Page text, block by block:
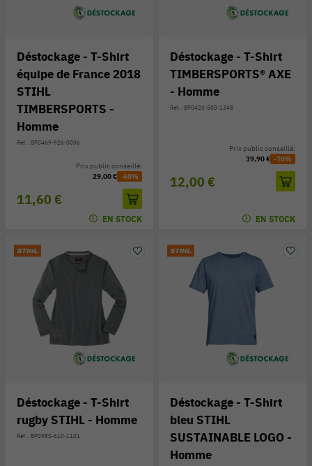
Déstockage - T-Shirt
équipe de France 2018
STIHL
TIMBERSPORTS -
Homme
Réf. : BP0469-926-0006
11,60 €
Prix public conseillé:
29,00 € -60%
EN STOCK
Déstockage - T-Shirt
TIMBERSPORTS® AXE
- Homme
Réf. : BP0420-500-1348
12,00 €
Prix public conseillé:
39,90 € -70%
EN STOCK
Déstockage - T-Shirt
rugby STIHL - Homme
Réf. : BP0980-610-1101
Déstockage - T-Shirt
bleu STIHL
SUSTAINABLE LOGO -
Homme